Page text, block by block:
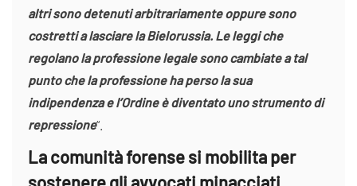
altri sono detenuti arbitrariamente oppure sono
costretti a lasciare la Bielorussia. Le leggi che
regolano la professione legale sono cambiate a tal
punto che la professione ha perso la sua
indipendenza e l’Ordine è diventato uno strumento di
repressione“.
La comunità forense si mobilita per